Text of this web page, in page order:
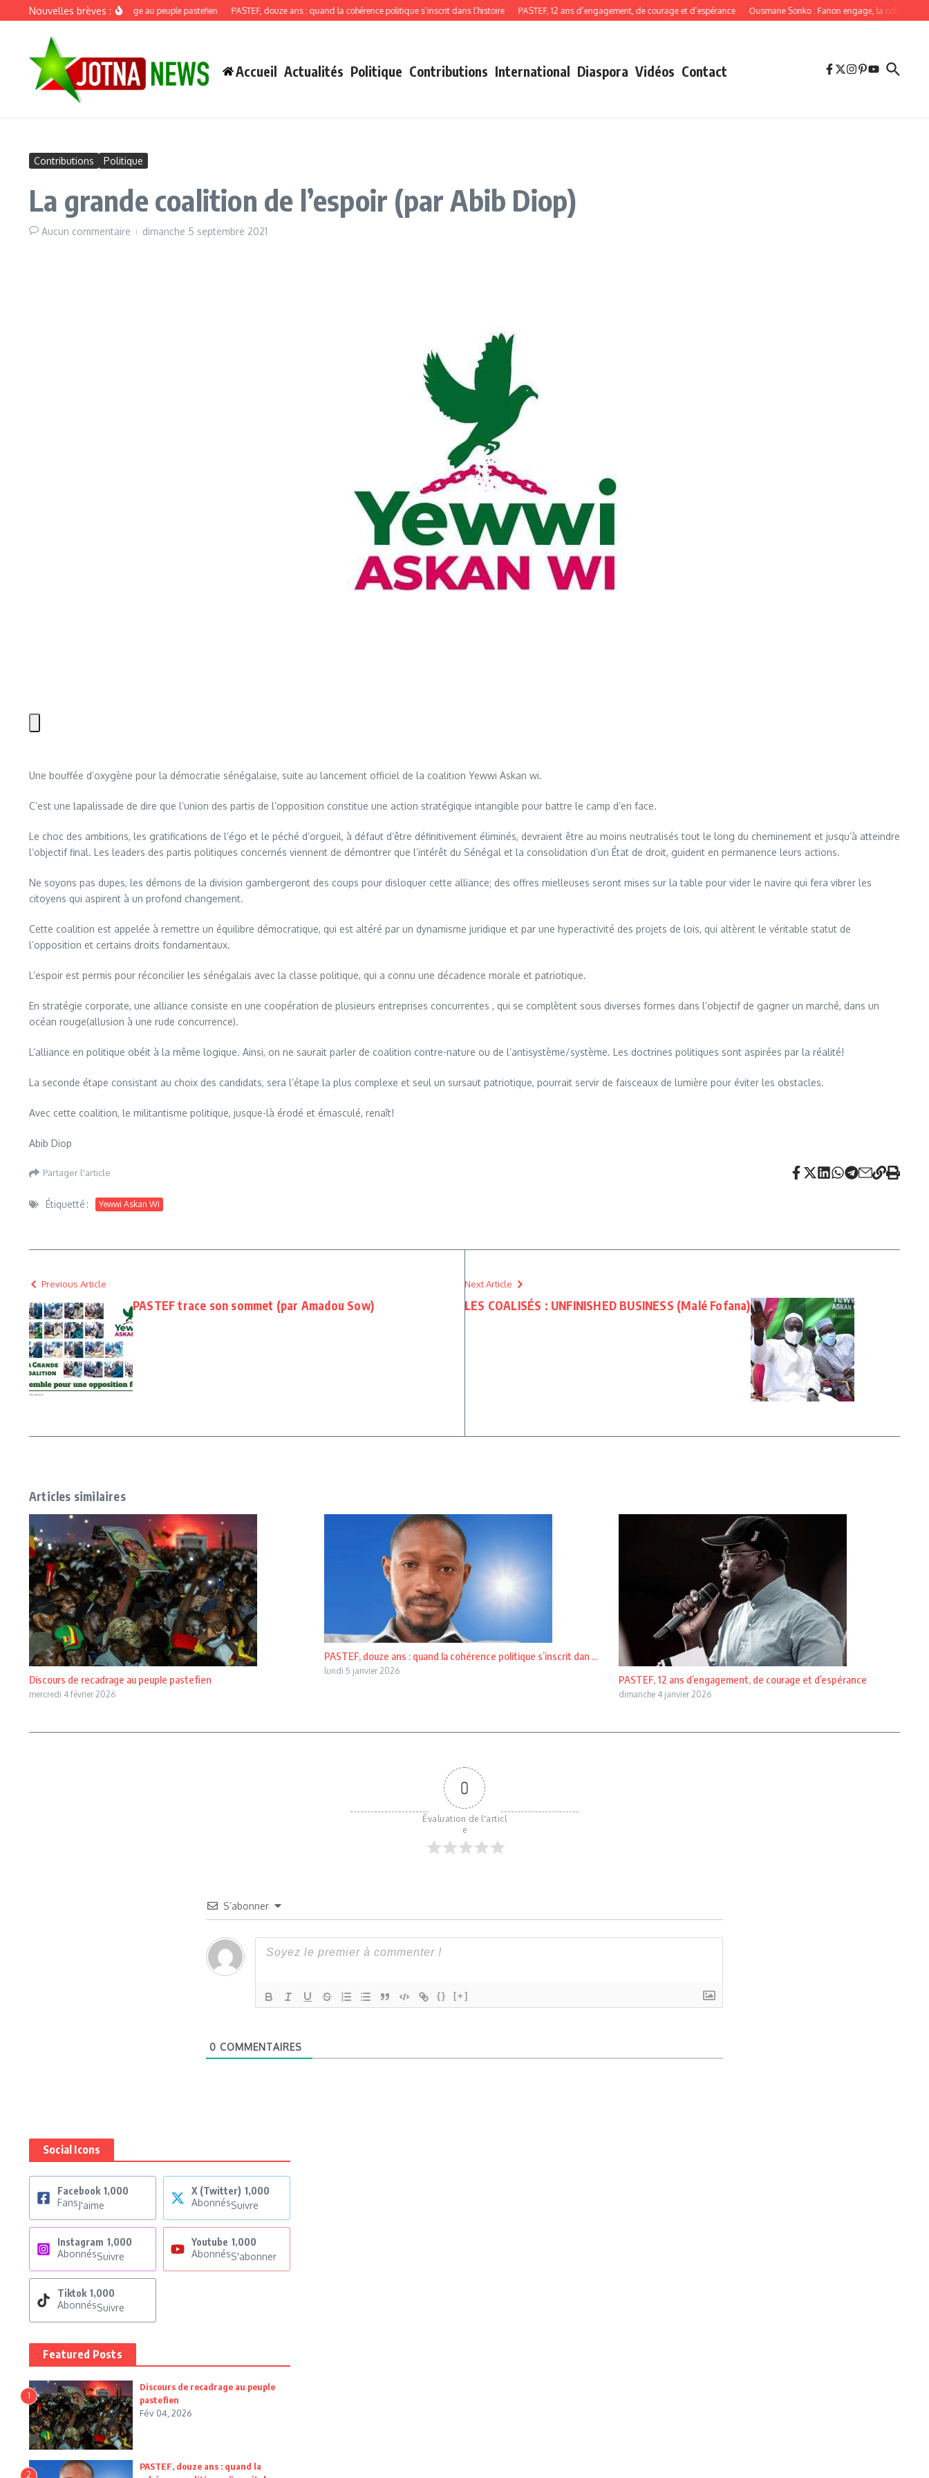
Aller au contenu
Nouvelles brèves :
Discours de recadrage au peuple pastefien PASTEF, douze ans : quand la cohérence politique s’inscrit dans l’histoire PASTEF, 12 ans d’engagement, de courage et d’espérance Ousmane Sonko : Fanon engage, la cohérence oblige
Accueil Actualités Politique Contributions International Diaspora Vidéos Contact
Contributions Politique
La grande coalition de l’espoir (par Abib Diop)
Aucun commentaire dimanche 5 septembre 2021
Une bouffée d’oxygène pour la démocratie sénégalaise, suite au lancement officiel de la coalition Yewwi Askan wi.
C’est une lapalissade de dire que l’union des partis de l’opposition constitue une action stratégique intangible pour battre le camp d’en face.
Le choc des ambitions, les gratifications de l’égo et le péché d’orgueil, à défaut d’être définitivement éliminés, devraient être au moins neutralisés tout le long du cheminement et jusqu’à atteindre
l’objectif final. Les leaders des partis politiques concernés viennent de démontrer que l’intérêt du Sénégal et la consolidation d’un État de droit, guident en permanence leurs actions.
Ne soyons pas dupes, les démons de la division gambergeront des coups pour disloquer cette alliance; des offres mielleuses seront mises sur la table pour vider le navire qui fera vibrer les
citoyens qui aspirent à un profond changement.
Cette coalition est appelée à remettre un équilibre démocratique, qui est altéré par un dynamisme juridique et par une hyperactivité des projets de lois, qui altèrent le véritable statut de
l’opposition et certains droits fondamentaux.
L’espoir est permis pour réconcilier les sénégalais avec la classe politique, qui a connu une décadence morale et patriotique.
En stratégie corporate, une alliance consiste en une coopération de plusieurs entreprises concurrentes , qui se complètent sous diverses formes dans l’objectif de gagner un marché, dans un
océan rouge(allusion à une rude concurrence).
L’alliance en politique obéit à la même logique. Ainsi, on ne saurait parler de coalition contre-nature ou de l’antisystème/système. Les doctrines politiques sont aspirées par la réalité!
La seconde étape consistant au choix des candidats, sera l’étape la plus complexe et seul un sursaut patriotique, pourrait servir de faisceaux de lumière pour éviter les obstacles.
Avec cette coalition, le militantisme politique, jusque-là érodé et émasculé, renaît!
Abib Diop
Partager l'article
Étiquetté : Yewwi Askan Wi
Previous Article
PASTEF trace son sommet (par Amadou Sow)
Next Article
LES COALISÉS : UNFINISHED BUSINESS (Malé Fofana)
Articles similaires
Discours de recadrage au peuple pastefien
mercredi 4 février 2026
PASTEF, douze ans : quand la cohérence politique s’inscrit dan ...
lundi 5 janvier 2026
PASTEF, 12 ans d’engagement, de courage et d’espérance
dimanche 4 janvier 2026
0
Évaluation de l'articl
e
S’abonner
{} [+]
0 COMMENTAIRES
Social Icons
Facebook 1,000
FansJ'aime
X (Twitter) 1,000
AbonnésSuivre
Instagram 1,000
AbonnésSuivre
Youtube 1,000
AbonnésS'abonner
Tiktok 1,000
AbonnésSuivre
Featured Posts
1
Discours de recadrage au peuple
pastefien
Fév 04, 2026
2
PASTEF, douze ans : quand la